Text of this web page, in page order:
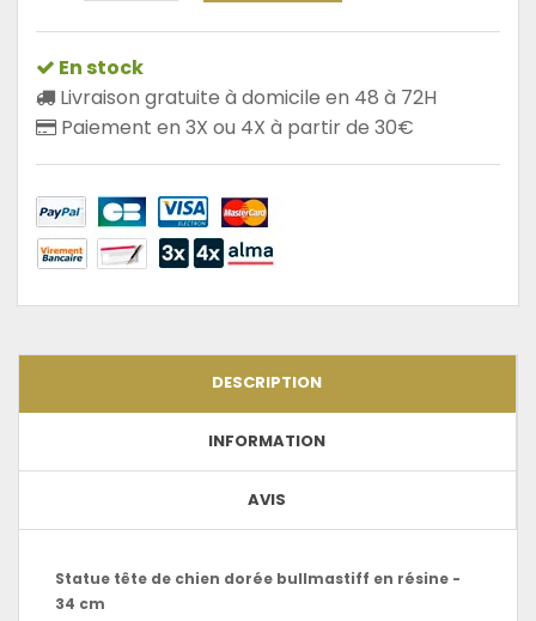
En stock
Livraison gratuite à domicile en 48 à 72H
Paiement en 3X ou 4X à partir de 30€
DESCRIPTION
INFORMATION
AVIS
Statue tête de chien dorée bullmastiff en résine -
34 cm